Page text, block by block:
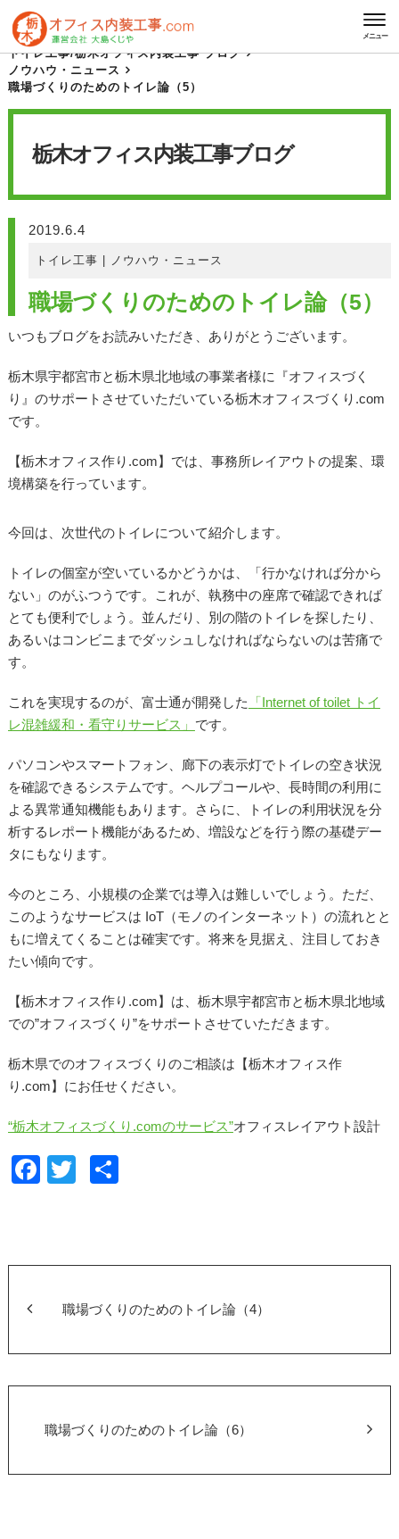
メニュー
HOME
栃木オフィス内装工事 ブログ
トイレ工事/栃木オフィス内装工事 ブログ
ノウハウ・ニュース
職場づくりのためのトイレ論（5）
栃木オフィス内装工事ブログ
2019.6.4
トイレ工事 ノウハウ・ニュース
職場づくりのためのトイレ論（5）
いつもブログをお読みいただき、ありがとうございます。
栃木県宇都宮市と栃木県北地域の事業者様に『オフィスづく
り』のサポートさせていただいている栃木オフィスづくり.com
です。
【栃木オフィス作り.com】では、事務所レイアウトの提案、環
境構築を行っています。
今回は、次世代のトイレについて紹介します。
トイレの個室が空いているかどうかは、「行かなければ分から
ない」のがふつうです。これが、執務中の座席で確認できれば
とても便利でしょう。並んだり、別の階のトイレを探したり、
あるいはコンビニまでダッシュしなければならないのは苦痛で
す。
これを実現するのが、富士通が開発した
「Internet of toilet トイ
レ混雑緩和・看守りサービス」 です。
パソコンやスマートフォン、廊下の表示灯でトイレの空き状況
を確認できるシステムです。ヘルプコールや、長時間の利用に
よる異常通知機能もあります。さらに、トイレの利用状況を分
析するレポート機能があるため、増設などを行う際の基礎デー
タにもなります。
今のところ、小規模の企業では導入は難しいでしょう。ただ、
このようなサービスは IoT（モノのインターネット）の流れとと
もに増えてくることは確実です。将来を見据え、注目しておき
たい傾向です。
【栃木オフィス作り.com】は、栃木県宇都宮市と栃木県北地域
での”オフィスづくり”をサポートさせていただきます。
栃木県でのオフィスづくりのご相談は【栃木オフィス作
り.com】にお任せください。
“栃木オフィスづくり.comのサービス”オフィスレイアウト設計
F
職場づくりのためのトイレ論（4）
職場づくりのためのトイレ論（6）